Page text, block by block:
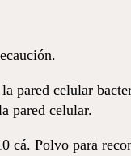
pared celular
pared celular.
cá. Polvo para